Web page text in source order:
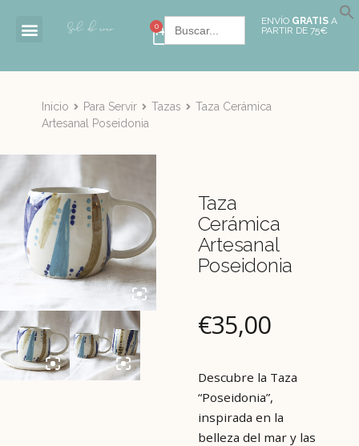
0 Buscar: ENVÍO GRATIS A
PARTIR DE 75€
Inicio Para Servir Tazas
Taza Cerámica
Artesanal Poseidonia
Taza
Cerámica
Artesanal
Poseidonia
€35,00
Descubre la Taza
“Poseidonia”,
inspirada en la
belleza del mar y las